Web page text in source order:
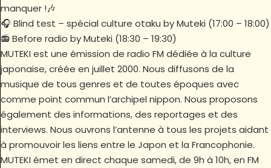
manquer !🎶
🎧 Blind test – spécial culture otaku by Muteki (17:00 – 18:00)
📻 Before radio by Muteki (18:30 – 19:30)
MUTEKI est une émission de radio FM dédiée à la culture
japonaise, créée en juillet 2000. Nous diffusons de la
musique de tous genres et de toutes époques avec
comme point commun l’archipel nippon. Nous proposons
également des informations, des reportages et des
interviews. Nous ouvrons l’antenne à tous les projets aidant
à promouvoir les liens entre le Japon et la Francophonie.
MUTEKI émet en direct chaque samedi, de 9h à 10h, en FM